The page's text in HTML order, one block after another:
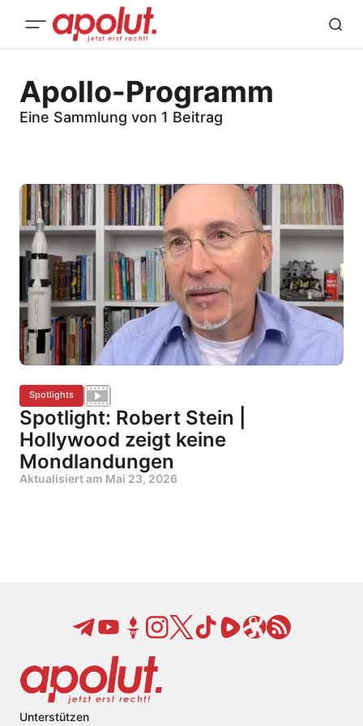
Apollo-Programm
Eine Sammlung von 1 Beitrag
Spotlights
Spotlight: Robert Stein |
Hollywood zeigt keine
Mondlandungen
Aktualisiert am Mai 23, 2026
Unterstützen